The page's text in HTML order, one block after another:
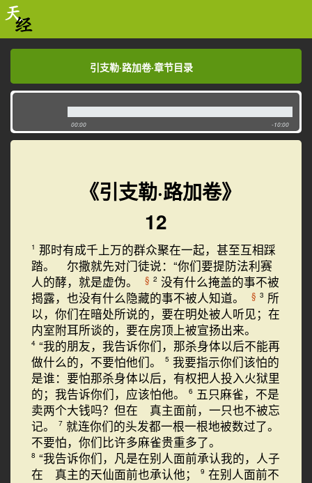
引支勒·路加卷·章节目录
引支勒·路加卷·章节目录
00:00 -10:00
《引支勒·路加卷》
12
1 那时有成千上万的群众聚在一起，甚至互相踩
踏。 尔撒就先对门徒说：“你们要提防法利赛
人的酵，就是虚伪。
§ 2 没有什么掩盖的事不被
揭露，也没有什么隐藏的事不被人知道。
§ 3 所
以，你们在暗处所说的，要在明处被人听见；在
内室附耳所谈的，要在房顶上被宣扬出来。
4 “我的朋友，我告诉你们，那杀身体以后不能再
做什么的，不要怕他们。
5 我要指示你们该怕的
是谁：要怕那杀身体以后，有权把人投入火狱里
的；我告诉你们，应该怕他。
6 五只麻雀，不是
卖两个大钱吗？但在 真主面前，一只也不被忘
记。
7 就连你们的头发都一根一根地被数过了。
不要怕，你们比许多麻雀贵重多了。
8 “我告诉你们，凡是在别人面前承认我的，人子
在 真主的天仙面前也承认他；
9 在别人面前不